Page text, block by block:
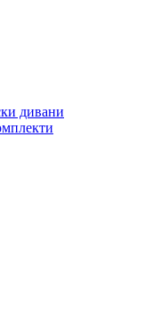
дивани